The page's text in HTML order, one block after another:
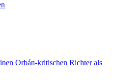
Orbán-kritischen Richter als